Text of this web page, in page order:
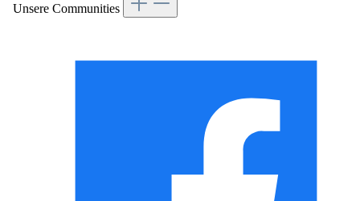
Unsere Communities